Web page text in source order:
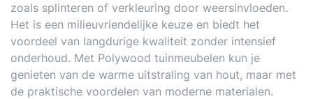
zoals splinteren of verkleuring door weersinvloeden.
Het is een milieuvriendelijke keuze en biedt het
voordeel van langdurige kwaliteit zonder intensief
onderhoud. Met Polywood tuinmeubelen kun je
genieten van de warme uitstraling van hout, maar met
de praktische voordelen van moderne materialen.